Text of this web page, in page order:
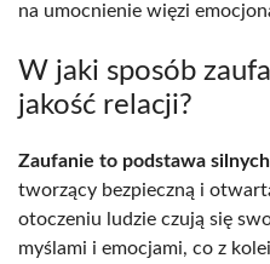
na umocnienie więzi
W jaki sposób
jakość relacji?
Zaufanie to podstawa
tworzący bezpieczną i
otoczeniu ludzie czują się
myślami i emocjami, co z